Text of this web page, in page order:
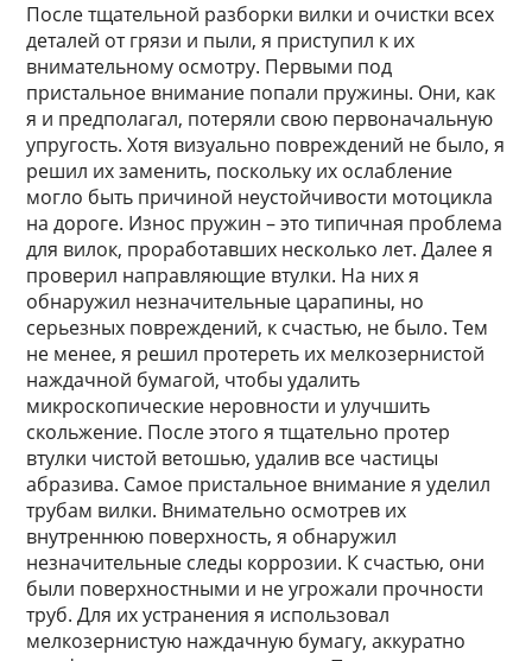
После тщательной разборки вилки и очистки всех
деталей от грязи и пыли, я приступил к их
внимательному осмотру. Первыми под
пристальное внимание попали пружины. Они, как
я и предполагал, потеряли свою первоначальную
упругость. Хотя визуально повреждений не было, я
решил их заменить, поскольку их ослабление
могло быть причиной неустойчивости мотоцикла
на дороге. Износ пружин – это типичная проблема
для вилок, проработавших несколько лет. Далее я
проверил направляющие втулки. На них я
обнаружил незначительные царапины, но
серьезных повреждений, к счастью, не было. Тем
не менее, я решил протереть их мелкозернистой
наждачной бумагой, чтобы удалить
микроскопические неровности и улучшить
скольжение. После этого я тщательно протер
втулки чистой ветошью, удалив все частицы
абразива. Самое пристальное внимание я уделил
трубам вилки. Внимательно осмотрев их
внутреннюю поверхность, я обнаружил
незначительные следы коррозии. К счастью, они
были поверхностными и не угрожали прочности
труб. Для их устранения я использовал
мелкозернистую наждачную бумагу, аккуратно